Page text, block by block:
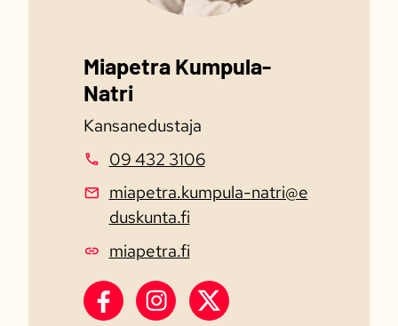
Miapetra Kumpula-
Natri
Kansanedustaja
09 432 3106
miapetra.kumpula-natri@e
duskunta.fi
miapetra.fi
Mia-Petra Kumpula-Natri Facebook
Mia-Petra Kumpula-Natri
Mia-Petra Kumpula-